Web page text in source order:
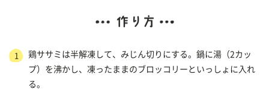
1
鶏ササミは半解凍して、みじん切りにする。鍋に湯（2カッ
プ）を沸かし、凍ったままのブロッコリーといっしょに入れ
る。